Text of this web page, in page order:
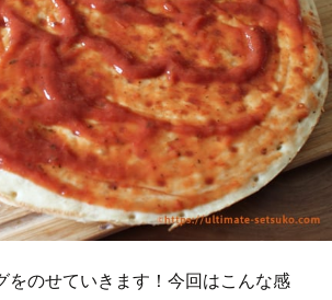
をのせていきます！今回はこんな感